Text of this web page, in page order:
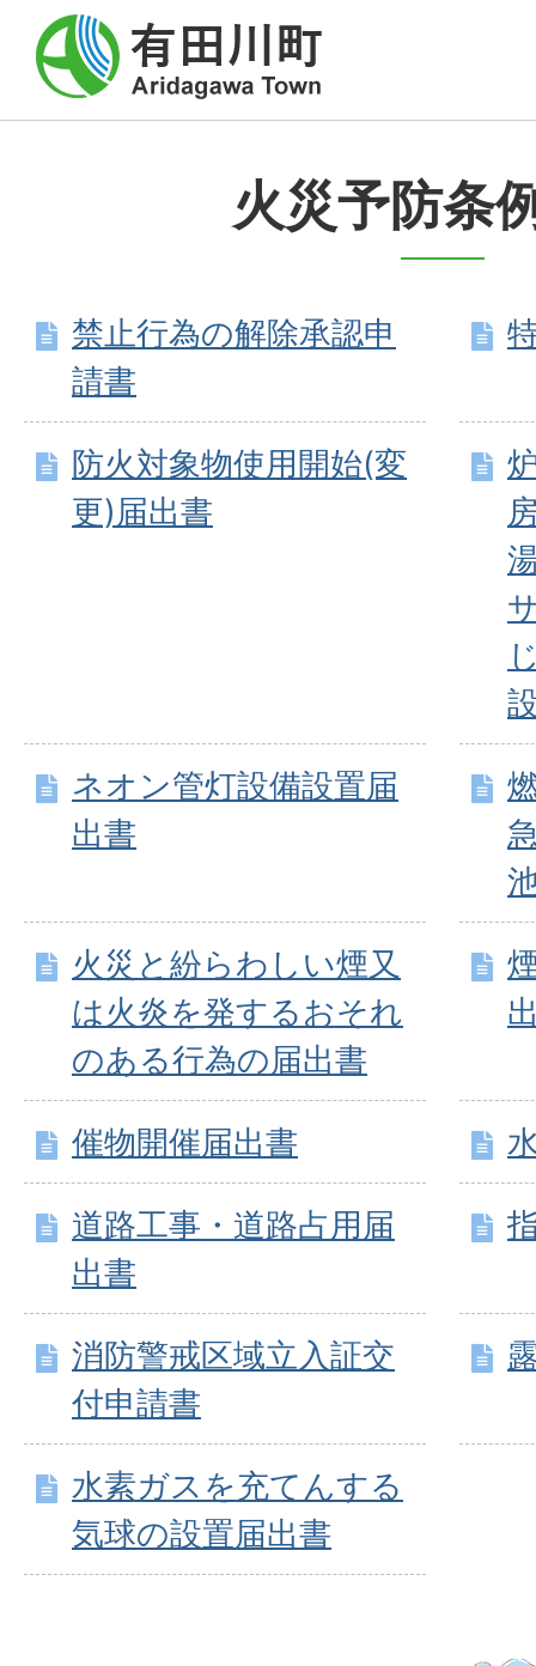
火災予防条
禁止行為の解除承認申
請書
防火対象物使用開始(変
更)届出書
ネオン管灯設備設置届
出書
火災と紛らわしい煙又
は火炎を発するおそれ
のある行為の届出書
催物開催届出書
道路工事・道路占用届
出書
消防警戒区域立入証交
付申請書
水素ガスを充てんする
気球の設置届出書